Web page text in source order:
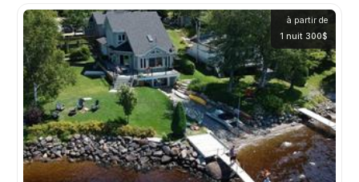
à partir de
1 nuit 300$